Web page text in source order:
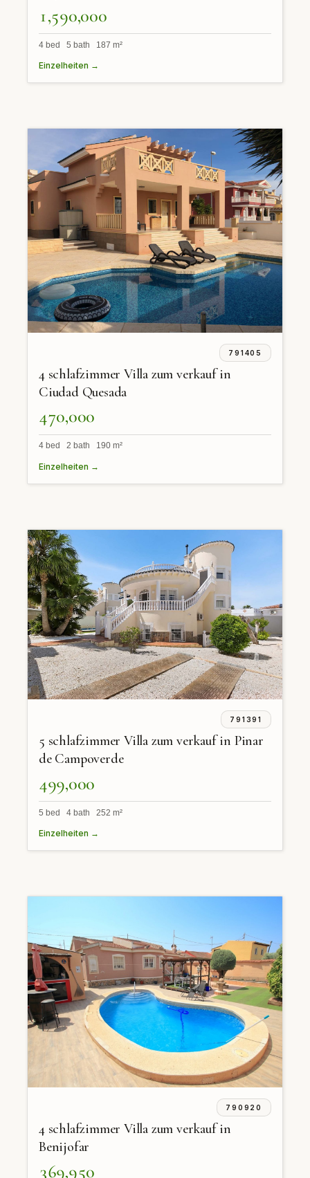
1,590,000
4 bed 5 bath 187 m²
Einzelheiten →
791405
4 schlafzimmer Villa zum verkauf in
Ciudad Quesada
470,000
4 bed 2 bath 190 m²
Einzelheiten →
791391
5 schlafzimmer Villa zum verkauf in Pinar
de Campoverde
499,000
5 bed 4 bath 252 m²
Einzelheiten →
790920
4 schlafzimmer Villa zum verkauf in
Benijofar
369,950